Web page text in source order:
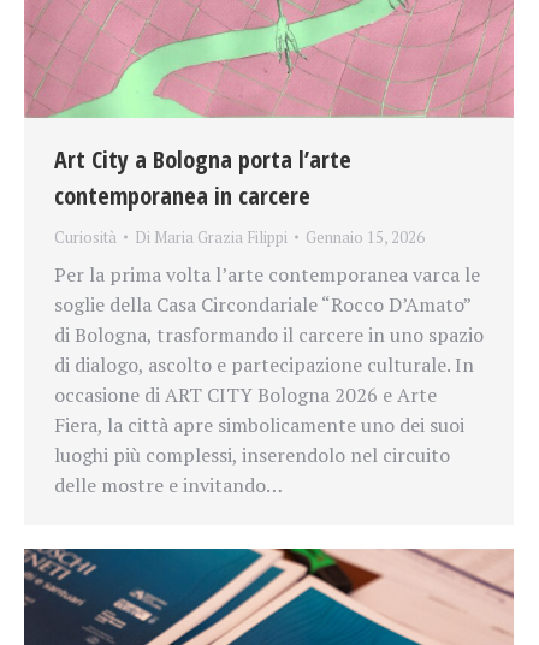
Art City a Bologna porta l’arte
contemporanea in carcere
Curiosità Di Maria Grazia Filippi Gennaio 15, 2026
Per la prima volta l’arte contemporanea varca le
soglie della Casa Circondariale “Rocco D’Amato”
di Bologna, trasformando il carcere in uno spazio
di dialogo, ascolto e partecipazione culturale. In
occasione di ART CITY Bologna 2026 e Arte
Fiera, la città apre simbolicamente uno dei suoi
luoghi più complessi, inserendolo nel circuito
delle mostre e invitando…